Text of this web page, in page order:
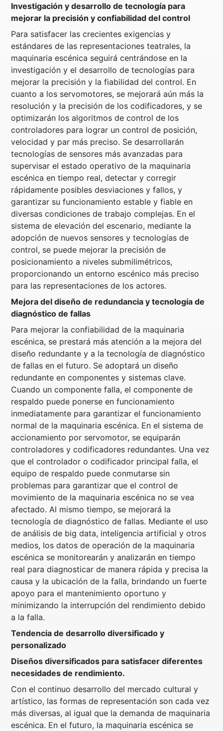
Investigación y desarrollo de tecnología para
mejorar la precisión y confiabilidad del control
Para satisfacer las crecientes exigencias y
estándares de las representaciones teatrales, la
maquinaria escénica seguirá centrándose en la
investigación y el desarrollo de tecnologías para
mejorar la precisión y la fiabilidad del control. En
cuanto a los servomotores, se mejorará aún más la
resolución y la precisión de los codificadores, y se
optimizarán los algoritmos de control de los
controladores para lograr un control de posición,
velocidad y par más preciso. Se desarrollarán
tecnologías de sensores más avanzadas para
supervisar el estado operativo de la maquinaria
escénica en tiempo real, detectar y corregir
rápidamente posibles desviaciones y fallos, y
garantizar su funcionamiento estable y fiable en
diversas condiciones de trabajo complejas. En el
sistema de elevación del escenario, mediante la
adopción de nuevos sensores y tecnologías de
control, se puede mejorar la precisión de
posicionamiento a niveles submilimétricos,
proporcionando un entorno escénico más preciso
para las representaciones de los actores.
Mejora del diseño de redundancia y tecnología de
diagnóstico de fallas
Para mejorar la confiabilidad de la maquinaria
escénica, se prestará más atención a la mejora del
diseño redundante y a la tecnología de diagnóstico
de fallas en el futuro. Se adoptará un diseño
redundante en componentes y sistemas clave.
Cuando un componente falla, el componente de
respaldo puede ponerse en funcionamiento
inmediatamente para garantizar el funcionamiento
normal de la maquinaria escénica. En el sistema de
accionamiento por servomotor, se equiparán
controladores y codificadores redundantes. Una vez
que el controlador o codificador principal falla, el
equipo de respaldo puede conmutarse sin
problemas para garantizar que el control de
movimiento de la maquinaria escénica no se vea
afectado. Al mismo tiempo, se mejorará la
tecnología de diagnóstico de fallas. Mediante el uso
de análisis de big data, inteligencia artificial y otros
medios, los datos de operación de la maquinaria
escénica se monitorearán y analizarán en tiempo
real para diagnosticar de manera rápida y precisa la
causa y la ubicación de la falla, brindando un fuerte
apoyo para el mantenimiento oportuno y
minimizando la interrupción del rendimiento debido
a la falla.
Tendencia de desarrollo diversificado y
personalizado
Diseños diversificados para satisfacer diferentes
necesidades de rendimiento.
Con el continuo desarrollo del mercado cultural y
artístico, las formas de representación son cada vez
más diversas, al igual que la demanda de maquinaria
escénica. En el futuro, la maquinaria escénica se